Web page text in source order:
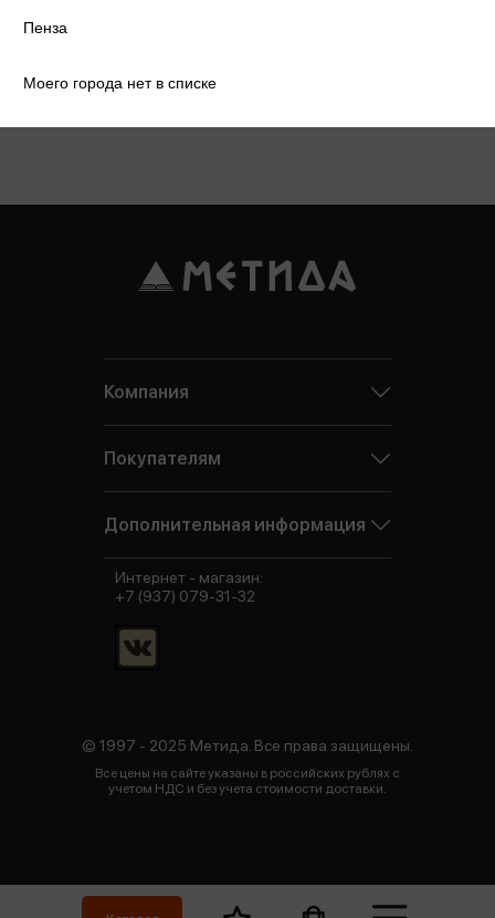
Подробнее о дисконтной карте
Пенза
Моего города нет в списке
Компания
Покупателям
Дополнительная информация
© 1997 - 2025 Метида. Все права защищены.
Все цены на сайте указаны в российских рублях с
учетом НДС и без учета стоимости доставки.
Интернет - магазин:
+7 (937) 079-31-32